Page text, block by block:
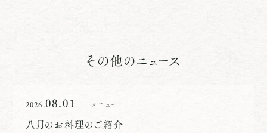
その他のニュース
2026.08.01 メニュー
八月のお料理のご紹介